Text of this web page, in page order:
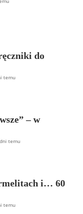
do
temu
– w
temu
i… 60
temu